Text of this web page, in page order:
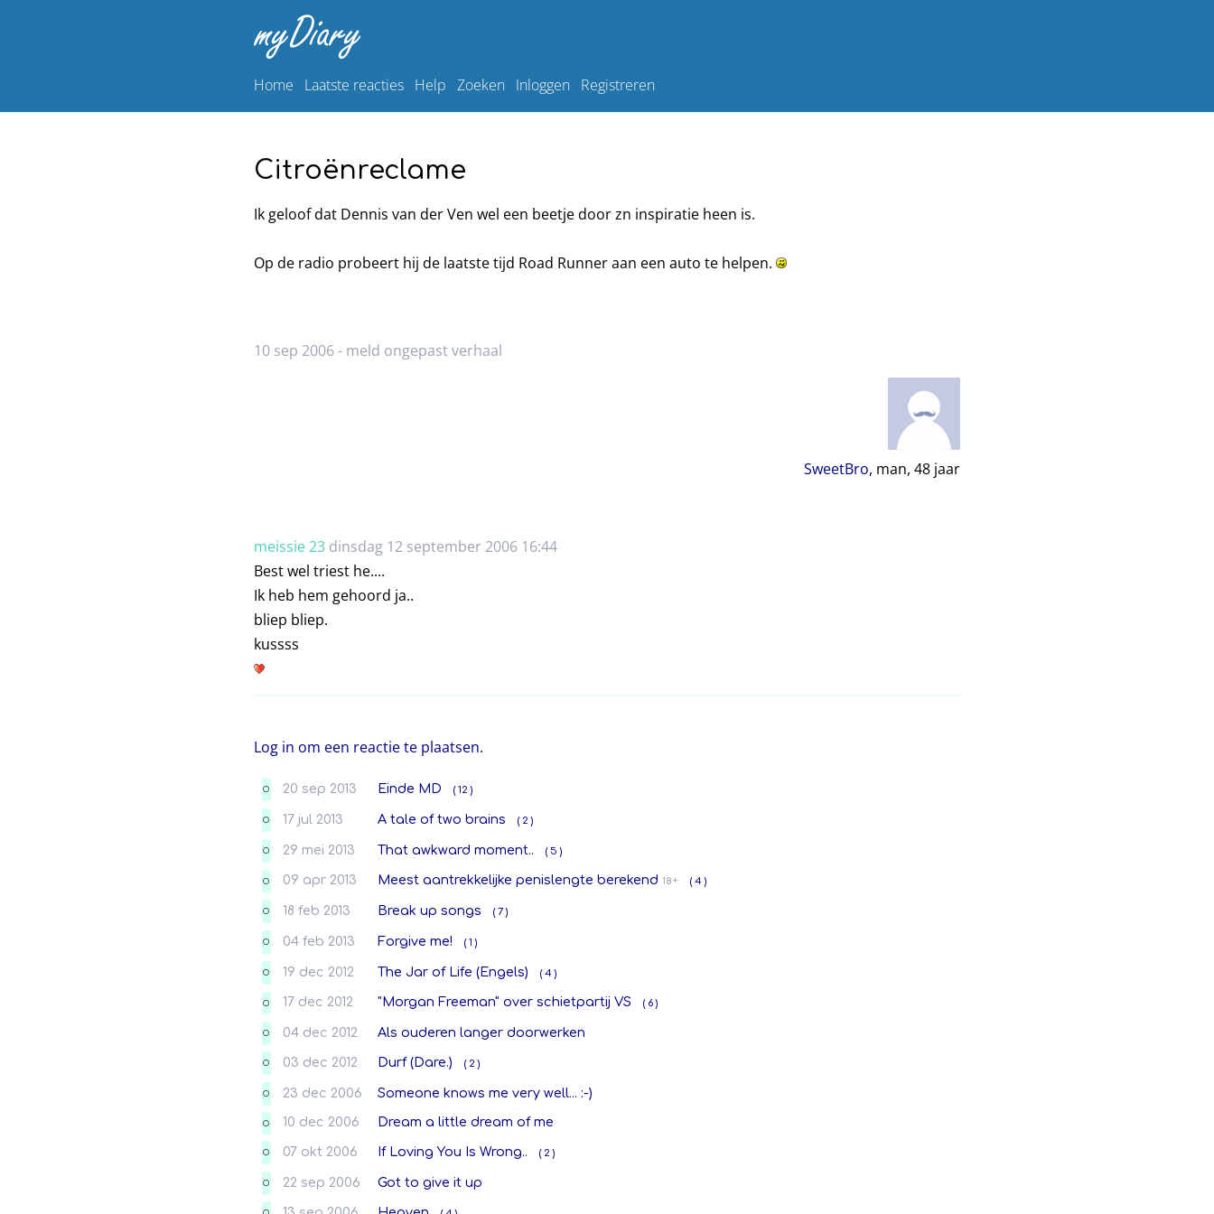
Home Laatste reacties Help Zoeken Inloggen Registreren
Citroënreclame
Ik geloof dat Dennis van der Ven wel een beetje door zn inspiratie heen is.
Op de radio probeert hij de laatste tijd Road Runner aan een auto te helpen.
10 sep 2006 - meld ongepast verhaal
SweetBro, man, 48 jaar
meissie 23 dinsdag 12 september 2006 16:44
Best wel triest he....
Ik heb hem gehoord ja..
bliep bliep.
kussss
Log in om een reactie te plaatsen.
O 20 sep 2013 Einde MD ( 12 )
O 17 jul 2013 A tale of two brains ( 2 )
O 29 mei 2013 That awkward moment.. ( 5 )
O 09 apr 2013 Meest aantrekkelijke penislengte berekend 18+ ( 4 )
O 18 feb 2013 Break up songs ( 7 )
O 04 feb 2013 Forgive me! ( 1 )
O 19 dec 2012 The Jar of Life (Engels) ( 4 )
O 17 dec 2012 "Morgan Freeman" over schietpartij VS ( 6 )
O 04 dec 2012 Als ouderen langer doorwerken
O 03 dec 2012 Durf (Dare.) ( 2 )
O 23 dec 2006 Someone knows me very well... :-)
O 10 dec 2006 Dream a little dream of me
O 07 okt 2006 If Loving You Is Wrong.. ( 2 )
O 22 sep 2006 Got to give it up